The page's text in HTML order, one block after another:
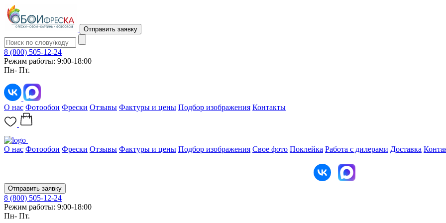
Отправить заявку
8 (800) 505-12-24
Режим работы: 9:00-18:00
Пн- Пт.
О нас Фотообои Фрески Отзывы Фактуры и цены Подбор изображения Контакты
О нас Фотообои Фрески Отзывы Фактуры и цены Подбор изображения Свое фото Поклейка Работа с дилерами Доставка
Отправить заявку
8 (800) 505-12-24
Режим работы: 9:00-18:00
Пн- Пт.